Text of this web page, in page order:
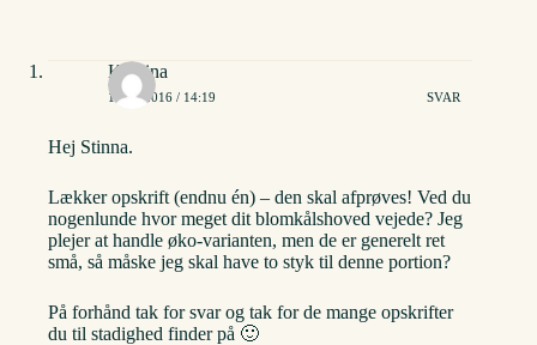
Kristina
18/01/2016 / 14:19 SVAR
Hej Stinna.
Lækker opskrift (endnu én) – den skal afprøves! Ved du
nogenlunde hvor meget dit blomkålshoved vejede? Jeg
plejer at handle øko-varianten, men de er generelt ret
små, så måske jeg skal have to styk til denne portion?
På forhånd tak for svar og tak for de mange opskrifter
du til stadighed finder på 🙂